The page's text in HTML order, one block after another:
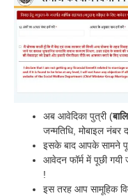
अब आवेदिका पुत्री (
जन्मतिधि, मोबाइल
इसके बाद आपके सामने
आवेदन फॉर्म में पूछी गयी
!
इस तरह आप सामूहिक